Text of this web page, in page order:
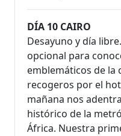
DÍA 10 CAIRO
Desayuno y día
opcional para
emblemáticos de la
recogeros por el
mañana nos
histórico de la
África. Nuestra